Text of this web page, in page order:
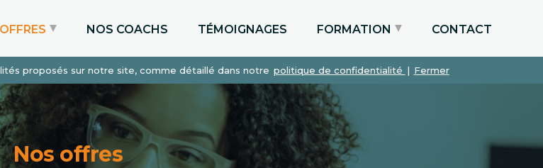
proposés sur notre site, comme détaillé dans notre politique de confidentialité | Fermer
Express
Admissions
Sur-mesure
NOS COACHS TÉMOIGNAGES FORMATION
Particuliers via le CPF
Etudiants
Entreprises
CONTACT
Nos offres